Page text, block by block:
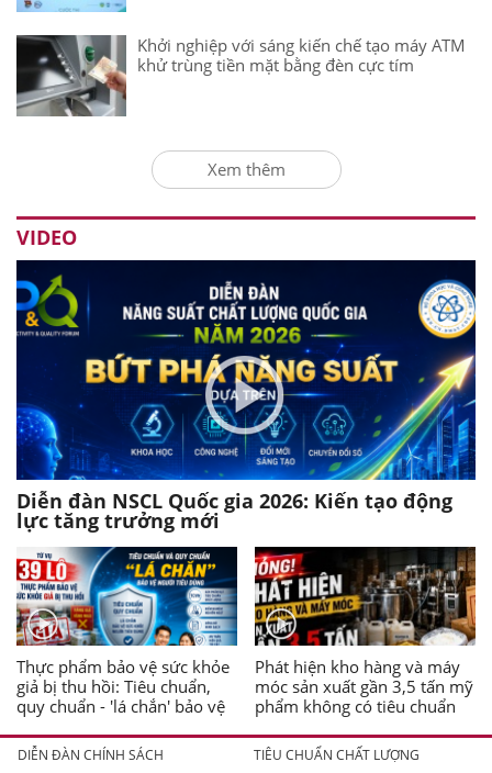
Khởi nghiệp với sáng kiến chế tạo máy ATM
khử trùng tiền mặt bằng đèn cực tím
Xem thêm
VIDEO
Diễn đàn NSCL Quốc gia 2026: Kiến tạo động
lực tăng trưởng mới
Thực phẩm bảo vệ sức khỏe
giả bị thu hồi: Tiêu chuẩn,
quy chuẩn - 'lá chắn' bảo vệ
Phát hiện kho hàng và máy
móc sản xuất gần 3,5 tấn mỹ
phẩm không có tiêu chuẩn
DIỄN ĐÀN CHÍNH SÁCH TIÊU CHUẨN CHẤT LƯỢNG